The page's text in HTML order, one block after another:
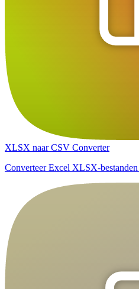
XLSX naar CSV Converter
Converteer Excel XLSX-